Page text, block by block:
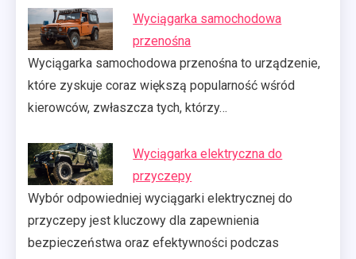
Wyciągarka samochodowa
przenośna
Wyciągarka samochodowa przenośna to urządzenie,
które zyskuje coraz większą popularność wśród
kierowców, zwłaszcza tych, którzy…
Wyciągarka elektryczna do
przyczepy
Wybór odpowiedniej wyciągarki elektrycznej do
przyczepy jest kluczowy dla zapewnienia
bezpieczeństwa oraz efektywności podczas